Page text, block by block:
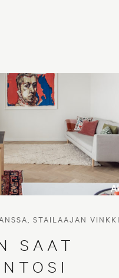
STAILAAJAN VINKKI
SAAT